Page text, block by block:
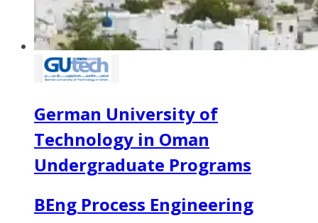
German University of
Technology in Oman
Undergraduate Programs
BEng Process Engineering